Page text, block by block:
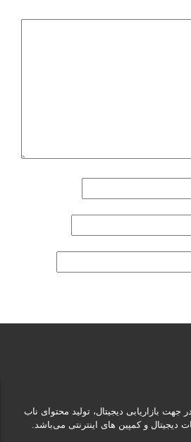
بازاریابی دیجیتال، تولید محتوای ناب
و کمپین های اینترنتی می‌باشد.